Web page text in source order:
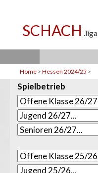
Home > Hessen 2024/25 >
Spielbetrieb